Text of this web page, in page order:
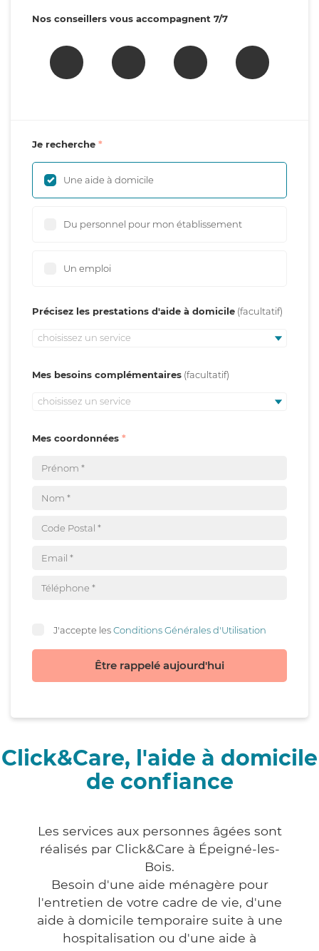
Nos conseillers vous accompagnent 7/7
Je recherche
Une aide à domicile
Du personnel pour mon établissement
Un emploi
Précisez les prestations d'aide à domicile
choisissez un service
Mes besoins complémentaires
choisissez un service
Mes coordonnées
J'accepte lesConditions Générales d'Utilisation
Être rappelé aujourd'hui
Click&Care, l'aide à domicile
de confiance
Les services aux personnes âgées sont
réalisés par Click&Care à Épeigné-les-
Bois.
Besoin d'une aide ménagère pour
l'entretien de votre cadre de vie, d'une
aide à domicile temporaire suite à une
hospitalisation ou d'une aide à